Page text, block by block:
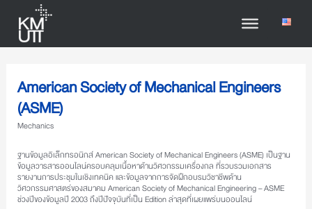
American Society of Mechanical Engineers
(ASME)
Mechanics
ฐานข้อมูลอิเล็กทรอนิกส์ American Society of Mechanical Engineers (ASME) เป็นฐาน
ข้อมูลวารสารออนไลน์ครอบคลุมเนื้อหาด้านวิศวกรรมเครื่องกล ที่รวบรวมเอกสาร
รายงานการประชุมในเชิงเทคนิค และข้อมูลจากการจัดฝึกอบรมวิชาชีพด้าน
วิศวกรรมศาสตร์ของสมาคม American Society of Mechanical Engineering – ASME
ช่วงปีของข้อมูลปี 2003 ถึงปีปัจจุบันที่เป็น Edition ล่าสุดที่เผยแพร่บนออนไลน์